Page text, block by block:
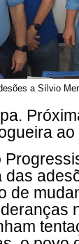
a Sílvio
de